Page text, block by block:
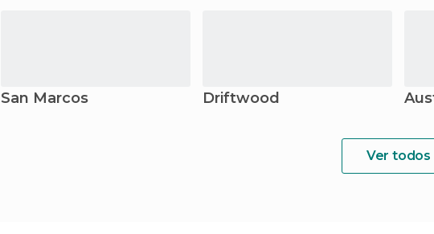
San Marcos Driftwood
Ver todos